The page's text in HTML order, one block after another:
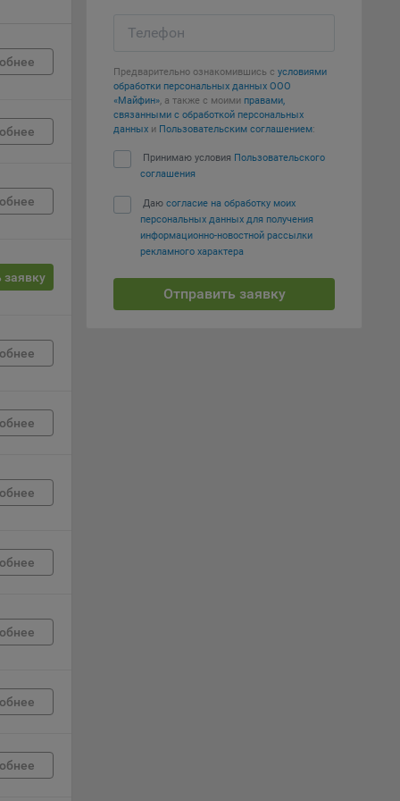
заявку
Телефон
Предварительно ознакомившись с условиями
обработки персональных данных ООО
«Майфин», а также с моими правами,
связанными с обработкой персональных
данных и Пользовательским соглашением:
Принимаю условия Пользовательского
соглашения
Даю согласие на обработку моих
персональных данных для получения
информационно-новостной рассылки
рекламного характера
Отправить заявку